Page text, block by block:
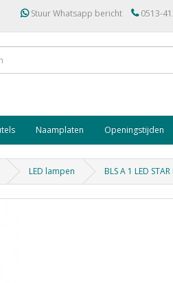
Stuur Whatsapp bericht 0513-
Naamplaten Openingstijden
LED lampen BLS A 1 LED